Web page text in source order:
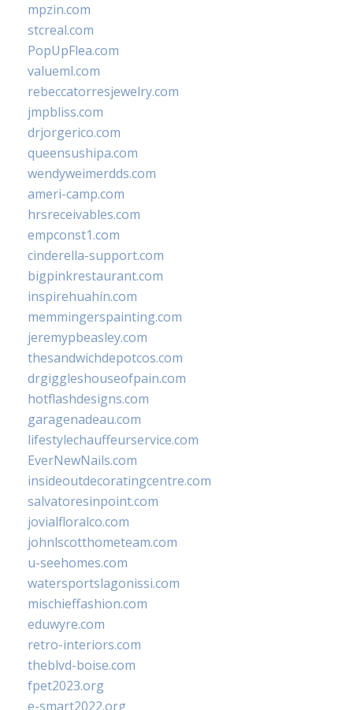
mpzin.com
stcreal.com
PopUpFlea.com
valueml.com
rebeccatorresjewelry.com
jmpbliss.com
drjorgerico.com
queensushipa.com
wendyweimerdds.com
ameri-camp.com
hrsreceivables.com
empconst1.com
cinderella-support.com
bigpinkrestaurant.com
inspirehuahin.com
memmingerspainting.com
jeremypbeasley.com
thesandwichdepotcos.com
drgiggleshouseofpain.com
hotflashdesigns.com
garagenadeau.com
lifestylechauffeurservice.com
EverNewNails.com
insideoutdecoratingcentre.com
salvatoresinpoint.com
jovialfloralco.com
johnlscotthometeam.com
u-seehomes.com
watersportslagonissi.com
mischieffashion.com
eduwyre.com
retro-interiors.com
theblvd-boise.com
fpet2023.org
e-smart2022.org